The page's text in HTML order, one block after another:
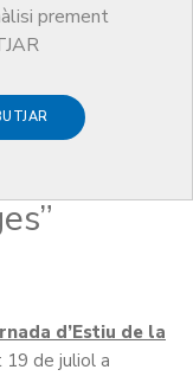
prement
la
medicina
d’Estiu de la
19 de juliol a